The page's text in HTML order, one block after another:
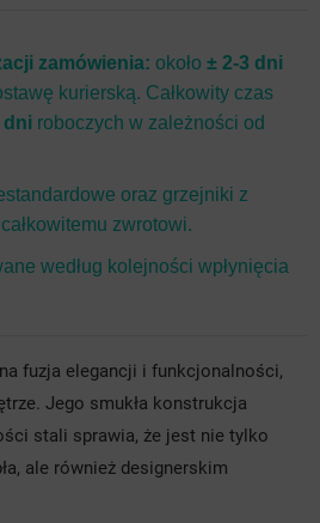
zamówienia: około ± 2-3 dni
kurierską. Całkowity czas
dni roboczych w zależności od
oraz grzejniki z
zwrotowi.
według kolejności wpłynięcia
fuzja elegancji i funkcjonalności,
Jego smukła konstrukcja
stali sprawia, że jest nie tylko
ale również designerskim